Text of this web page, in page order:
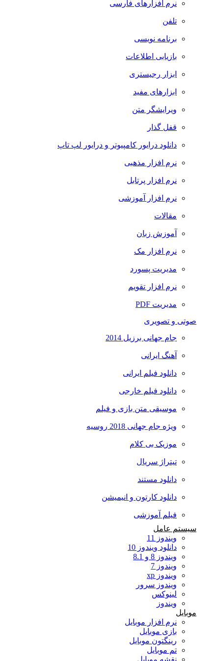
نرم افزارهای فارسی
تلفن
برنامه نویسی
بازیابی اطلاعات
ابزار رجیستری
ابزارهای مفید
ویرایشگر متن
قفل گذار
دانلود درایور کامپیوتر و درایور لپ تاپ
نرم افزار مذهبی
نرم افزار پرتابل
نرم افزار آموزشی
مقالات
آموزش زبان
نرم افزار مک
مدیریت پسورد
نرم افزار تقویم
مدیریت PDF
صوتی و تصویری
جام جهانی برزیل 2014
آهنگ ایرانی
دانلود فیلم ایرانی
دانلود فیلم خارجی
موسیقی متن بازی و فیلم
ویژه جام جهانی 2018 روسیه
موزیک بی کلام
تیتراژ سریال
دانلود مستند
دانلود کارتون و انیمیشن
فیلم آموزشی
سیستم عامل
ویندوز 11
دانلود ویندوز 10
ویندوز 8 و 8.1
ویندوز 7
ویندوز xp
ویندوز سرور
لینوکس
ویندوز
موبایل
نرم افزار موبایل
بازی موبایل
رینگتون موبایل
تم موبایل
نقشه موبایل